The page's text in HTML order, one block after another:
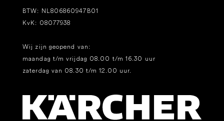
BTW: NL806860947B01
KvK: 08077938
Wij zijn geopend van:
maandag t/m vrijdag 08.00 t/m 16.30 uur
zaterdag van 08.30 t/m 12.00 uur.